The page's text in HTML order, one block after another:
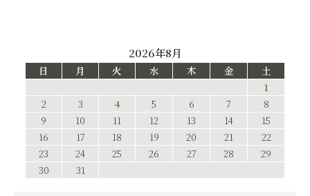
2026年8月
日 月 火 水 木 金
土
1
2
3 4 5 6 7
8
9
10 11 12 13 14
15
16
17 18 19 20 21
22
23
24 25 26 27 28
29
30
31